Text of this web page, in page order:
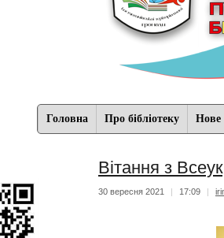
Головна Про бібліотеку Нове
Вітання з
30 вересня 2021 | 17:09 |